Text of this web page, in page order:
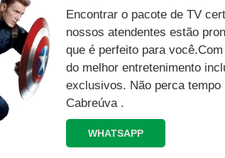
Encontrar o pacote de TV
nossos atendentes estão
que é perfeito para
do melhor entretenimento
exclusivos.‍ Não perca
Cabreúva .
WHATSAPP